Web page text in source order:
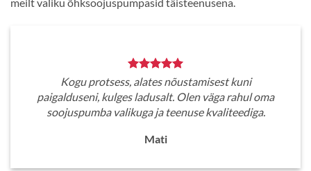
Kogu protsess, alates nõustamisest kuni
paigalduseni, kulges ladusalt. Olen väga rahul oma
soojuspumba valikuga ja teenuse kvaliteediga.
Mati